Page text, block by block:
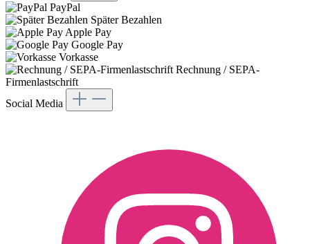
PayPal
Später Bezahlen
Apple Pay
Google Pay
Vorkasse
Rechnung / SEPA-
Firmenlastschrift
Social Media